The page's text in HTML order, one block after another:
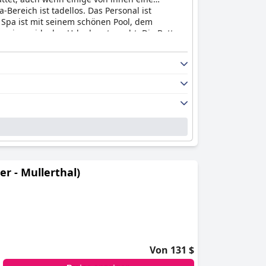
ist tadellos. Das Personal ist
ist mit seinem schönen Pool, dem
idealen Urlaubsort macht. Die Betten
fantastischen Frühstück.
- Mullerthal)
Von 131 $